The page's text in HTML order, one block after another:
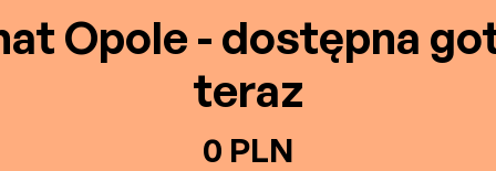
Opole - dostępna
teraz
0 PLN